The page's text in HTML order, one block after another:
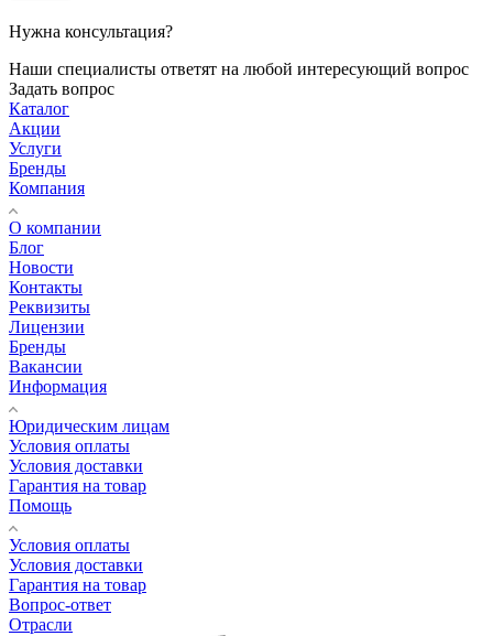
Нужна консультация?
Наши специалисты ответят на любой интересующий вопрос
Задать вопрос
Каталог
Акции
Услуги
Бренды
Компания
О компании
Блог
Новости
Контакты
Реквизиты
Лицензии
Бренды
Вакансии
Информация
Юридическим лицам
Условия оплаты
Условия доставки
Гарантия на товар
Помощь
Условия оплаты
Условия доставки
Гарантия на товар
Вопрос-ответ
Отрасли